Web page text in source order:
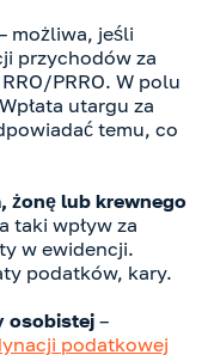
możliwa, jeśli
przychodów za
PRRO. W polu
utargu za
temu, co
żonę lub krewnego
taki wpływ za
w ewidencji.
podatków, kary.
osobistej –
podatkowej